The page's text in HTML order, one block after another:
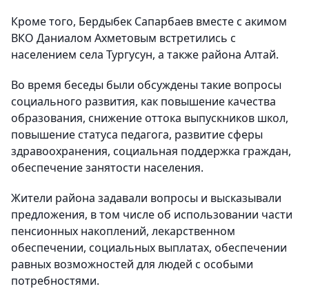
Кроме того, Бердыбек Сапарбаев вместе с акимом
ВКО Даниалом Ахметовым встретились с
населением села Тургусун, а также района Алтай.
Во время беседы были обсуждены такие вопросы
социального развития, как повышение качества
образования, снижение оттока выпускников школ,
повышение статуса педагога, развитие сферы
здравоохранения, социальная поддержка граждан,
обеспечение занятости населения.
Жители района задавали вопросы и высказывали
предложения, в том числе об использовании части
пенсионных накоплений, лекарственном
обеспечении, социальных выплатах, обеспечении
равных возможностей для людей с особыми
потребностями.